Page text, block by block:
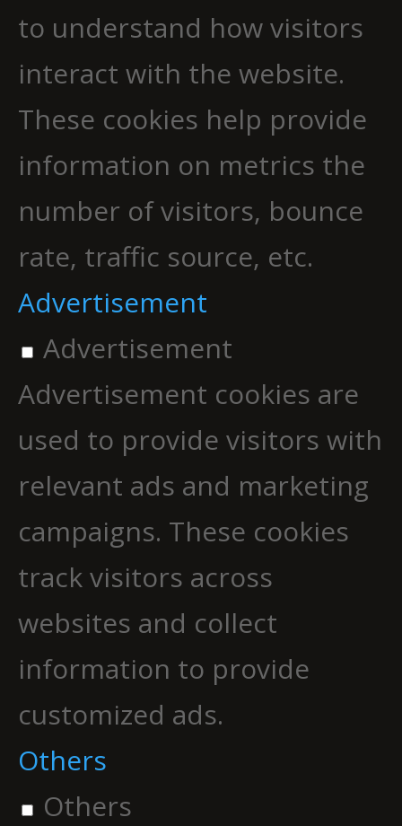
to understand how visitors
interact with the website.
These cookies help provide
information on metrics the
number of visitors, bounce
rate, traffic source, etc.
Advertisement
Advertisement
Advertisement cookies are
used to provide visitors with
relevant ads and marketing
campaigns. These cookies
track visitors across
websites and collect
information to provide
customized ads.
Others
Others